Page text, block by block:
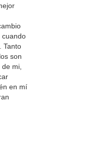
cuando
Tanto
son
mi,
en mí